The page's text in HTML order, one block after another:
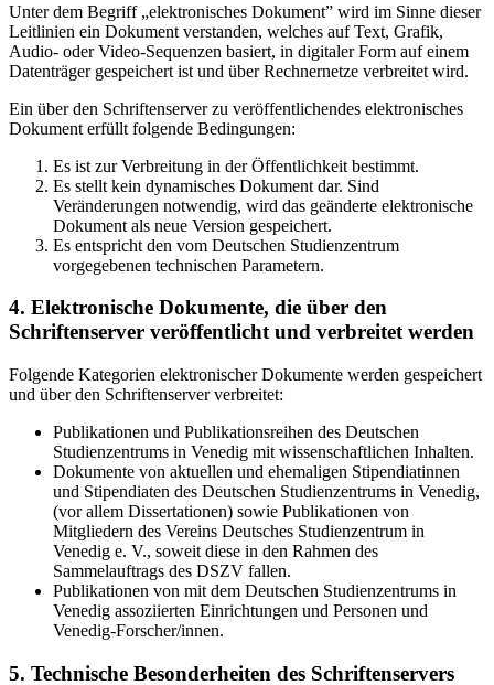
Unter dem Begriff „elektronisches Dokument” wird im Sinne dieser
Leitlinien ein Dokument verstanden, welches auf Text, Grafik,
Audio- oder Video-Sequenzen basiert, in digitaler Form auf einem
Datenträger gespeichert ist und über Rechnernetze verbreitet wird.
Ein über den Schriftenserver zu veröffentlichendes elektronisches
Dokument erfüllt folgende Bedingungen:
Es ist zur Verbreitung in der Öffentlichkeit bestimmt.
Es stellt kein dynamisches Dokument dar. Sind
Veränderungen notwendig, wird das geänderte elektronische
Dokument als neue Version gespeichert.
Es entspricht den vom Deutschen Studienzentrum
vorgegebenen technischen Parametern.
4. Elektronische Dokumente, die über den
Schriftenserver veröffentlicht und verbreitet werden
Folgende Kategorien elektronischer Dokumente werden gespeichert
und über den Schriftenserver verbreitet:
Publikationen und Publikationsreihen des Deutschen
Studienzentrums in Venedig mit wissenschaftlichen Inhalten.
Dokumente von aktuellen und ehemaligen Stipendiatinnen
und Stipendiaten des Deutschen Studienzentrums in Venedig,
(vor allem Dissertationen) sowie Publikationen von
Mitgliedern des Vereins Deutsches Studienzentrum in
Venedig e. V., soweit diese in den Rahmen des
Sammelauftrags des DSZV fallen.
Publikationen von mit dem Deutschen Studienzentrums in
Venedig assoziierten Einrichtungen und Personen und
Venedig-Forscher/innen.
5. Technische Besonderheiten des Schriftenservers